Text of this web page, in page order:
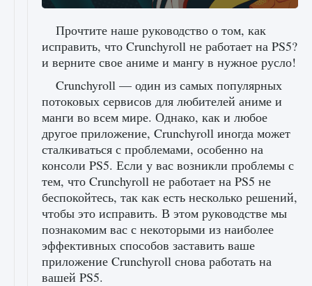
Прочтите наше руководство о том, как
исправить, что Crunchyroll не работает на PS5?
и верните свое аниме и мангу в нужное русло!
Crunchyroll — один из самых популярных
потоковых сервисов для любителей аниме и
манги во всем мире. Однако, как и любое
другое приложение, Crunchyroll иногда может
сталкиваться с проблемами, особенно на
консоли PS5. Если у вас возникли проблемы с
тем, что Crunchyroll не работает на PS5 не
беспокойтесь, так как есть несколько решений,
чтобы это исправить. В этом руководстве мы
познакомим вас с некоторыми из наиболее
эффективных способов заставить ваше
приложение Crunchyroll снова работать на
вашей PS5.